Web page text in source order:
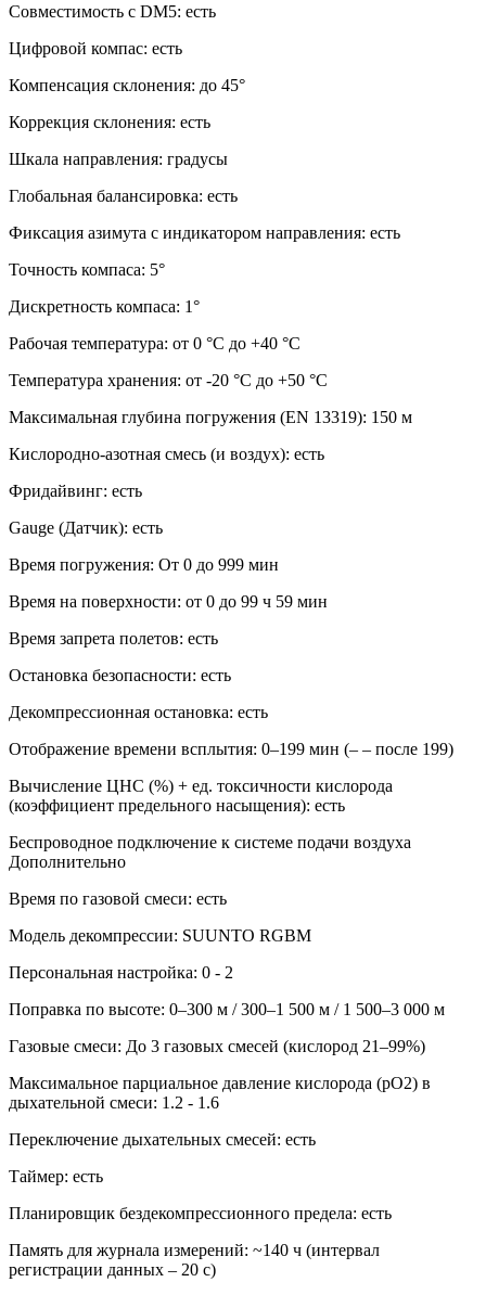
Совместимость с DM5: есть
Цифровой компас: есть
Компенсация склонения: до 45°
Коррекция склонения: есть
Шкала направления: градусы
Глобальная балансировка: есть
Фиксация азимута с индикатором направления: есть
Точность компаса: 5°
Дискретность компаса: 1°
Рабочая температура: от 0 °C до +40 °C
Температура хранения: от -20 °C до +50 °C
Максимальная глубина погружения (EN 13319): 150 м
Кислородно-азотная смесь (и воздух): есть
Фридайвинг: есть
Gauge (Датчик): есть
Время погружения: От 0 до 999 мин
Время на поверхности: от 0 до 99 ч 59 мин
Время запрета полетов: есть
Остановка безопасности: есть
Декомпрессионная остановка: есть
Отображение времени всплытия: 0–199 мин (– – после 199)
Вычисление ЦНС (%) + ед. токсичности кислорода
(коэффициент предельного насыщения): есть
Беспроводное подключение к системе подачи воздуха
Дополнительно
Время по газовой смеси: есть
Модель декомпрессии: SUUNTO RGBM
Персональная настройка: 0 - 2
Поправка по высоте: 0–300 м / 300–1 500 м / 1 500–3 000 м
Газовые смеси: До 3 газовых смесей (кислород 21–99%)
Максимальное парциальное давление кислорода (pO2) в
дыхательной смеси: 1.2 - 1.6
Переключение дыхательных смесей: есть
Таймер: есть
Планировщик бездекомпрессионного предела: есть
Память для журнала измерений: ~140 ч (интервал
регистрации данных – 20 с)